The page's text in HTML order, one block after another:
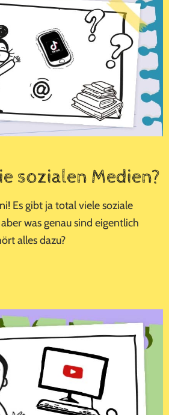
sozialen Medien?
Es gibt ja total viele soziale
was genau sind eigentlich
alles dazu?